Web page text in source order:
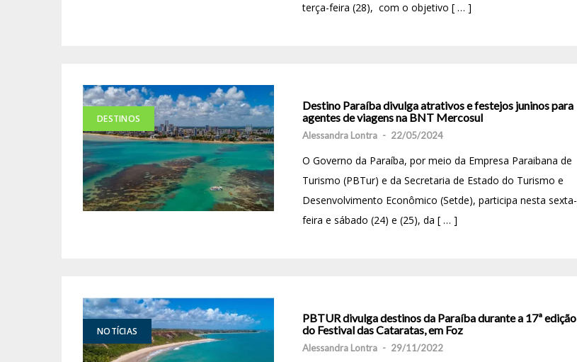
terça-feira (28), com o objetivo [ … ]
DESTINOS
Destino Paraíba divulga atrativos e festejos juninos para
agentes de viagens na BNT Mercosul
Alessandra Lontra - 22/05/2024
O Governo da Paraíba, por meio da Empresa Paraibana de
Turismo (PBTur) e da Secretaria de Estado do Turismo e
Desenvolvimento Econômico (Setde), participa nesta sexta-
feira e sábado (24) e (25), da [ … ]
NOTÍCIAS
PBTUR divulga destinos da Paraíba durante a 17ª edição
do Festival das Cataratas, em Foz
Alessandra Lontra - 29/11/2022